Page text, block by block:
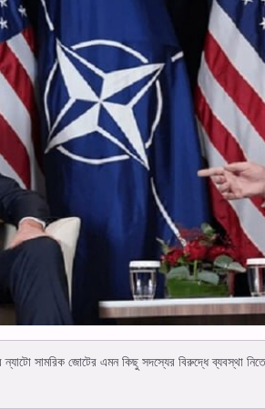
ন্যাটো সামরিক জোটের এমন কিছু সদস্যের বিরুদ্ধে ব্যবস্থা